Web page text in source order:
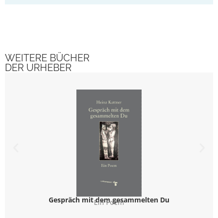
WEITERE BÜCHER
DER URHEBER
Gespräch mit dem gesammelten Du
Ein Poem